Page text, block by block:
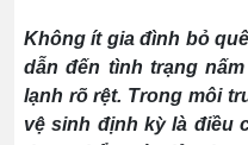
Không ít gia đình bỏ
dẫn đến tình trạng
lạnh rõ rệt. Trong môi
vệ sinh định kỳ là điều